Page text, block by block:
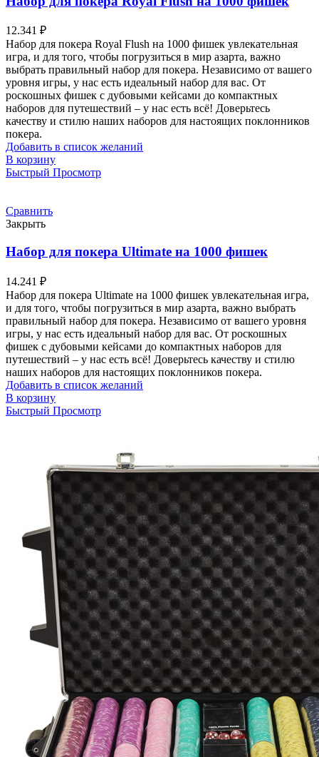
12.341 ₽
Набор для покера Royal Flush на 1000 фишек увлекательная
игра, и для того, чтобы погрузиться в мир азарта, важно
выбрать правильный набор для покера. Независимо от вашего
уровня игры, у нас есть идеальный набор для вас. От
роскошных фишек с дубовыми кейсами до компактных
наборов для путешествий – у нас есть всё! Доверьтесь
качеству и стилю наших наборов для настоящих поклонников
покера.
Добавить в список желаний
В корзину
Быстрый Просмотр
Сравнить
Закрыть
Набор для покера Ultimate на 1000 фишек
14.241 ₽
Набор для покера Ultimate на 1000 фишек увлекательная игра,
и для того, чтобы погрузиться в мир азарта, важно выбрать
правильный набор для покера. Независимо от вашего уровня
игры, у нас есть идеальный набор для вас. От роскошных
фишек с дубовыми кейсами до компактных наборов для
путешествий – у нас есть всё! Доверьтесь качеству и стилю
наших наборов для настоящих поклонников покера.
Добавить в список желаний
В корзину
Быстрый Просмотр